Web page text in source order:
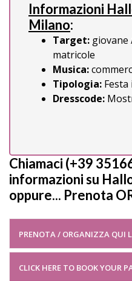
Informazioni
Milano:
Target:
matricole
Musica:
Tipologia: Festa
Dresscode:
Chiamaci (+39
informazioni su
oppure... Prenota
PRENOTA / ORGANIZZA QUI
CLICK HERE TO BOOK YOUR